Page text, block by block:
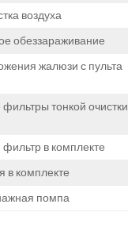
воздуха
обеззараживание
жалюзи с пульта
тонкой очистки
в комплекте
в комплекте
помпа